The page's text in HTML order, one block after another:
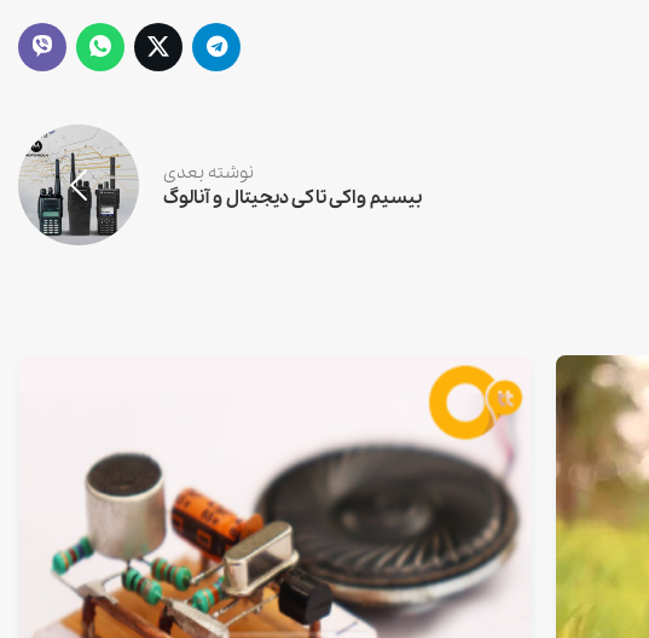
نوشته بعدی
بیسیم واکی تاکی دیجیتال و آنالوگ